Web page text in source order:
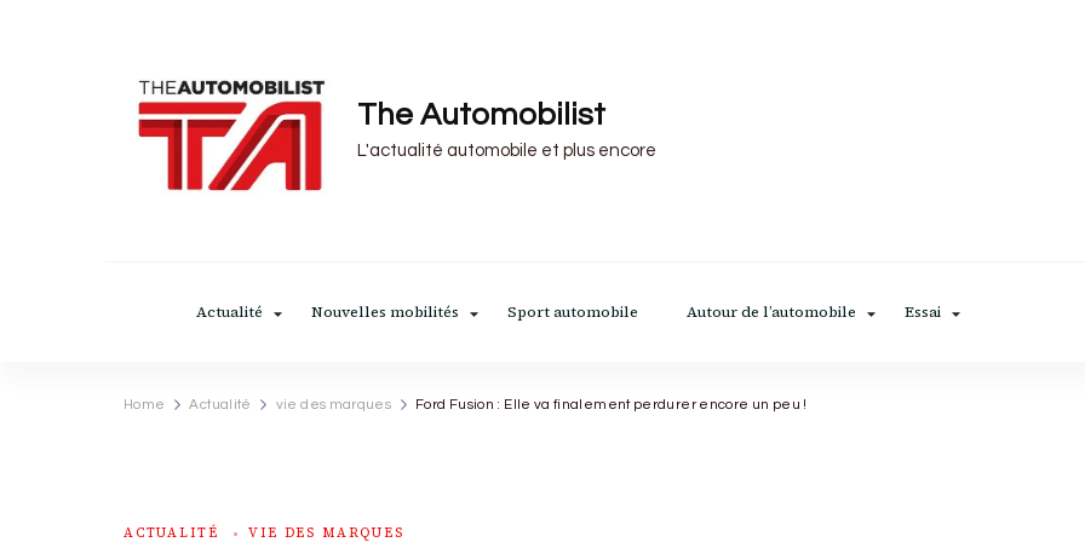
The Automobilist
L'actualité automobile et plus encore
Actualité Nouvelles mobilités Sport automobile Autour de l’automobile Essai
Home Actualité vie des marques Ford Fusion : Elle va finalement perdurer encore un peu !
ACTUALITÉ VIE DES MARQUES